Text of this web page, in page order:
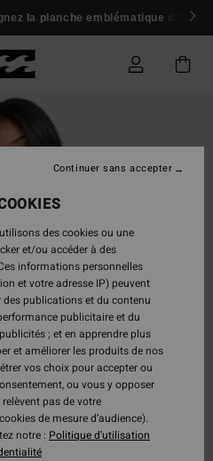
la planche emblématique d'Andy
des cookies ou une
et/ou accéder à des
informations personnelles
et votre adresse IP) peuvent
publications et du contenu
publicitaire et du
; et en apprendre plus
et améliorer les produits de nos
vos choix pour accepter ou
ou vous y opposer
pas de votre
de mesure d’audience).
notre : Politique d'utilisation
Continuer sans accepter